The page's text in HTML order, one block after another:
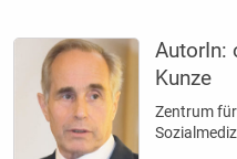
AutorIn:
Kunze
Zentrum